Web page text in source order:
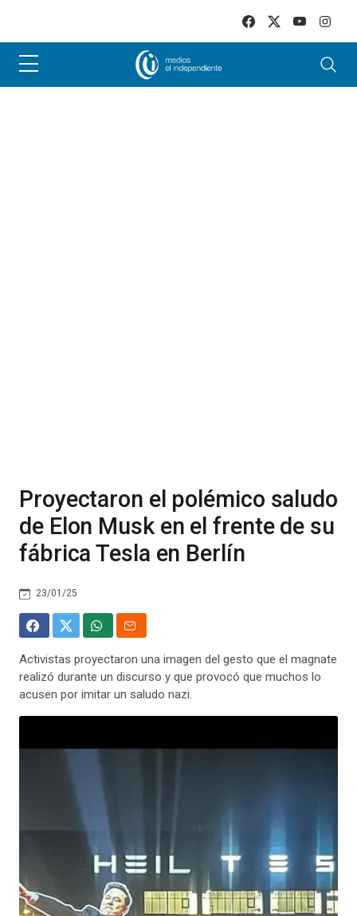
Proyectaron el polémico saludo
de Elon Musk en el frente de su
fábrica Tesla en Berlín
23/01/25
Activistas proyectaron una imagen del gesto que el magnate
realizó durante un discurso y que provocó que muchos lo
acusen por imitar un saludo nazi.